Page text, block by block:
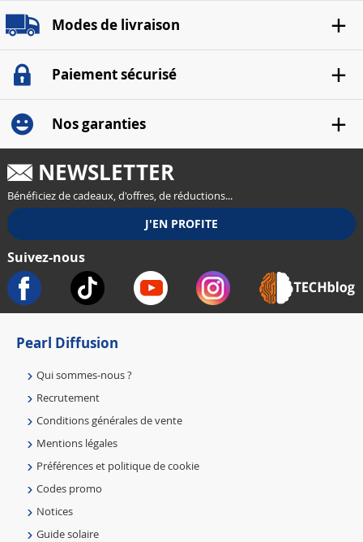
Modes de livraison
Paiement sécurisé
Nos garanties
NEWSLETTER
Bénéficiez de cadeaux, d'offres, de réductions...
Suivez-nous
Pearl Diffusion
Qui sommes-nous ?
Recrutement
Conditions générales de vente
Mentions légales
Préférences et politique de cookie
Codes promo
Notices
Guide solaire